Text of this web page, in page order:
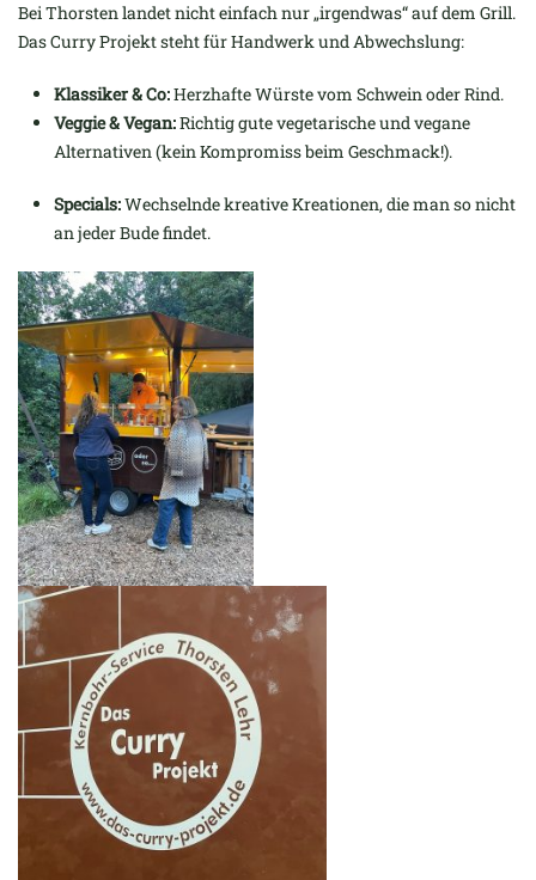
Bei Thorsten landet nicht einfach nur „irgendwas“ auf dem Grill.
Das Curry Projekt steht für Handwerk und Abwechslung:
Klassiker & Co:Herzhafte Würste vom Schwein oder Rind.
Veggie & Vegan:Richtig gute vegetarische und vegane
Alternativen (kein Kompromiss beim Geschmack!).
Specials:Wechselnde kreative Kreationen, die man so nicht
an jeder Bude findet.